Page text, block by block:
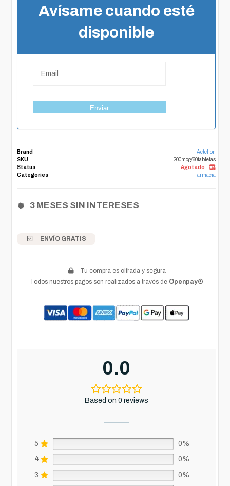
Avísame cuando esté
disponible
Enviar
Brand
Actelion
SKU
200mcg/60tabletas
Status
Agotado
Categories
Farmacia
3 MESES SIN INTERESES
ENVÍO GRATIS
Tu compra es cifrada y segura
Todos nuestros pagos son realizados a través de Openpay®
0.0
Based on 0 reviews
5 0%
4 0%
3 0%